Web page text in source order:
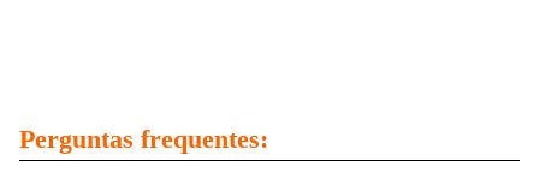
Perguntas frequentes: